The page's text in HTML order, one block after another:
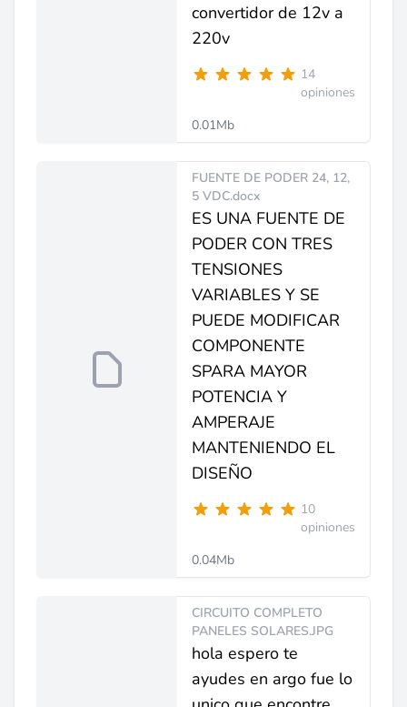
convertidor de 12v a
220v
14
opiniones
0.01Mb
FUENTE DE PODER 24, 12,
5 VDC.docx
ES UNA FUENTE DE
PODER CON TRES
TENSIONES
VARIABLES Y SE
PUEDE MODIFICAR
COMPONENTE
SPARA MAYOR
POTENCIA Y
AMPERAJE
MANTENIENDO EL
DISEÑO
10
opiniones
0.04Mb
CIRCUITO COMPLETO
PANELES SOLARES.JPG
hola espero te
ayudes en argo fue lo